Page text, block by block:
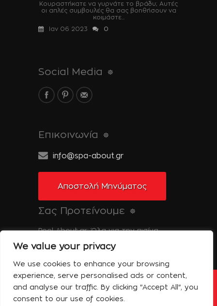
We value your privacy
We use cookies to enhance your browsing
experience, serve personalised ads or content,
and analyse our traffic. By clicking "Accept All", you
consent to our use of cookies.
Κουραστήκατε να γυρνάτε το βράδυ; Αυτές
οι απλές συμβουλές θα σας βοηθήσουν να
κοιμάστε...
Ιαν 06 2023
0
Social Media
Επικοινωνία
info@spa-about.gr
Αποστολή Μηνύματος
Σας Προτείνουμε
Pool-About.gr: Όλα για την πισίνα
Tinos-About.gr: Ανακαλύψτε την Τήνο
Copyright © 2014 Spa About | All Rights
Reserved | Powered by Shell-iT